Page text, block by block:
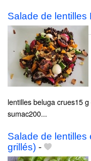
Salade de lentilles
lentilles beluga crues15
sumac200...
Salade de lentilles
grillés) -